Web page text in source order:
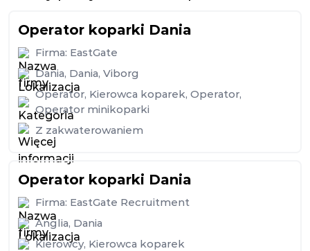
Operator koparki Dania
Firma: EastGate
Dania, Dania, Viborg
Operator, Kierowca koparek, Operator,
Operator minikoparki
Z zakwaterowaniem
Operator koparki Dania
Firma: EastGate Recruitment
Anglia, Dania
Kierowcy, Kierowca koparek